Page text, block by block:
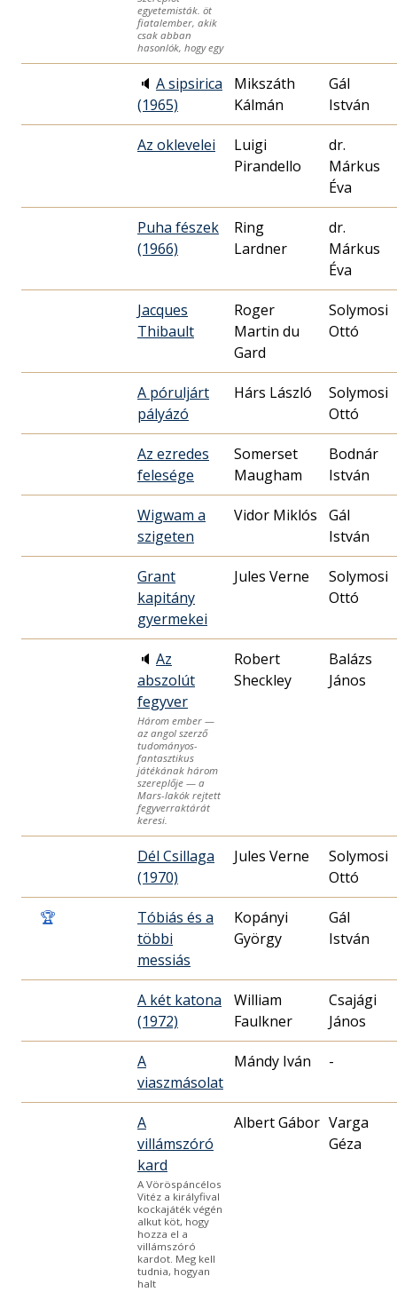
egyetemisták. öt
fiatalember, akik
csak abban
hasonlók, hogy egy
🔈 A sipsirica
(1965)
Mikszáth
Kálmán
Gál
István
Az oklevelei
Luigi
Pirandello
dr.
Márkus
Éva
Puha fészek
(1966)
Ring
Lardner
dr.
Márkus
Éva
Jacques
Thibault
Roger
Martin du
Gard
Solymosi
Ottó
A póruljárt
pályázó
Hárs László
Solymosi
Ottó
Az ezredes
felesége
Somerset
Maugham
Bodnár
István
Wigwam a
szigeten
Vidor Miklós
Gál
István
Grant
kapitány
gyermekei
Jules Verne
Solymosi
Ottó
🔈 Az
abszolút
fegyver
Három ember —
az angol szerző
tudományos-
fantasztikus
játékának három
szereplője — a
Mars-lakók rejtett
fegyverraktárát
keresi.
Robert
Sheckley
Balázs
János
Dél Csillaga
(1970)
Jules Verne
Solymosi
Ottó
🏆
Tóbiás és a
többi
messiás
Kopányi
György
Gál
István
A két katona
(1972)
William
Faulkner
Csajági
János
A
viaszmásolat
Mándy Iván -
A
villámszóró
kard
A Vöröspáncélos
Vitéz a királyfival
kockajáték végén
alkut köt, hogy
hozza el a
villámszóró
kardot. Meg kell
tudnia, hogyan
halt
Albert Gábor Varga
Géza